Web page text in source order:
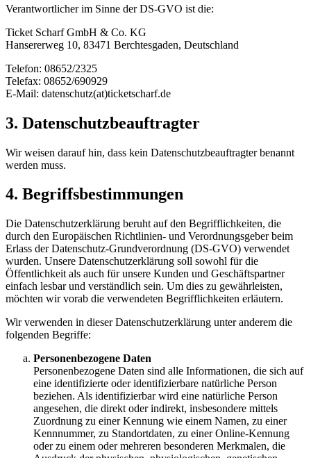
Verantwortlicher im Sinne der DS-GVO ist die:
Ticket Scharf GmbH & Co. KG
Hansererweg 10, 83471 Berchtesgaden, Deutschland
Telefon: 08652/2325
Telefax: 08652/690929
E-Mail: datenschutz(at)ticketscharf.de
3. Datenschutzbeauftragter
Wir weisen darauf hin, dass kein Datenschutzbeauftragter benannt
werden muss.
4. Begriffsbestimmungen
Die Datenschutzerklärung beruht auf den Begrifflichkeiten, die
durch den Europäischen Richtlinien- und Verordnungsgeber beim
Erlass der Datenschutz-Grundverordnung (DS-GVO) verwendet
wurden. Unsere Datenschutzerklärung soll sowohl für die
Öffentlichkeit als auch für unsere Kunden und Geschäftspartner
einfach lesbar und verständlich sein. Um dies zu gewährleisten,
möchten wir vorab die verwendeten Begrifflichkeiten erläutern.
Wir verwenden in dieser Datenschutzerklärung unter anderem die
folgenden Begriffe:
Personenbezogene Daten
Personenbezogene Daten sind alle Informationen, die sich auf
eine identifizierte oder identifizierbare natürliche Person
beziehen. Als identifizierbar wird eine natürliche Person
angesehen, die direkt oder indirekt, insbesondere mittels
Zuordnung zu einer Kennung wie einem Namen, zu einer
Kennnummer, zu Standortdaten, zu einer Online-Kennung
oder zu einem oder mehreren besonderen Merkmalen, die